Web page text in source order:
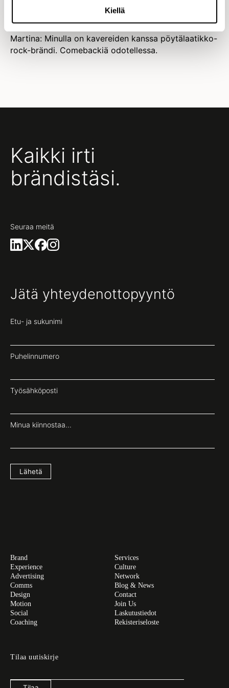
Kiellä
Martina: Minulla on kavereiden kanssa pöytälaatikko-
rock-brändi. Comebackiä odotellessa.
Kaikki irti
brändistäsi.
Seuraa meitä
Jätä yhteydenottopyyntö
Etu- ja sukunimi
Puhelinnumero
Työsähköposti
Minua kiinnostaa...
Lähetä
Brand
Experience
Advertising
Comms
Design
Motion
Social
Coaching
Services
Culture
Network
Blog & News
Contact
Join Us
Laskutustiedot
Rekisteriseloste
Tilaa uutiskirje